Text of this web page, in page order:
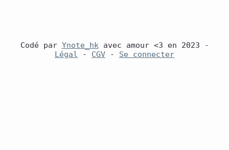
Codé par Ynote_hkavec amour <3 en 2023 -
Légal - CGV - Se connecter